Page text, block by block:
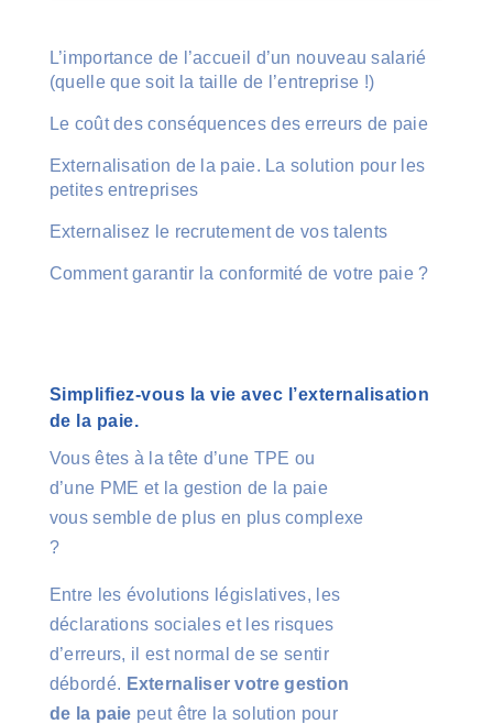
L’importance de l’accueil d’un nouveau salarié
(quelle que soit la taille de l’entreprise !)
Le coût des conséquences des erreurs de paie
Externalisation de la paie. La solution pour les
petites entreprises
Externalisez le recrutement de vos talents
Comment garantir la conformité de votre paie ?
Simplifiez-vous la vie avec l’externalisation
de la paie.
Vous êtes à la tête d’une TPE ou
d’une PME et la gestion de la paie
vous semble de plus en plus complexe
?
Entre les évolutions législatives, les
déclarations sociales et les risques
d’erreurs, il est normal de se sentir
débordé. Externaliser votre gestion
de la paie peut être la solution pour